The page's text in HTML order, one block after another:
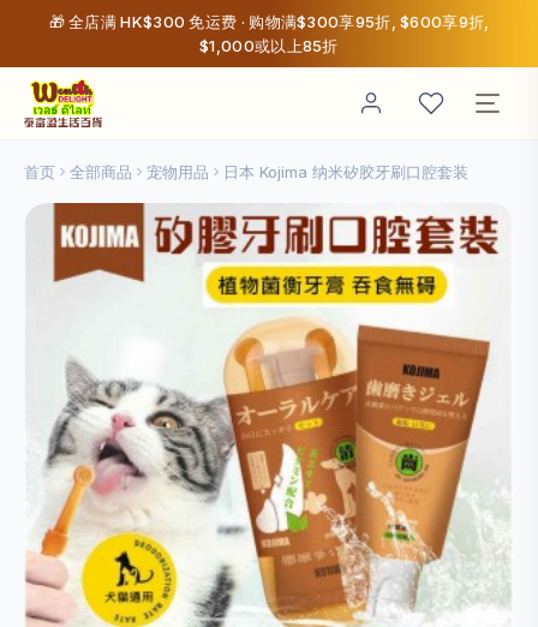
🎁 全店满 HK$300 免运费 · 购物满$300享95折, $600享9折,
$1,000或以上85折
首页 全部商品 宠物用品 日本 Kojima 纳米矽胶牙刷口腔套装